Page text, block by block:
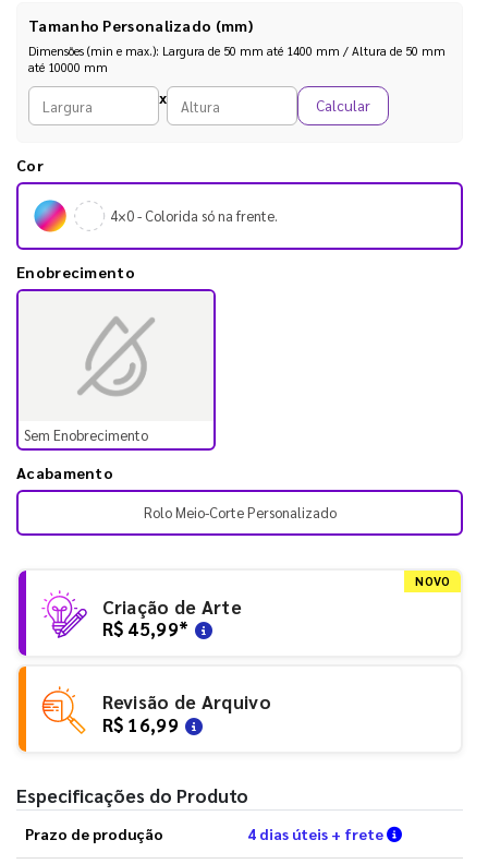
Tamanho Personalizado (mm)
Dimensões (min e max.): Largura de 50 mm até 1400 mm / Altura de 50 mm
até 10000 mm
Largura personalizada (mm)
x
Altura personalizada (mm) Calcular
Cor
4×0 - Colorida só na frente.
Enobrecimento
Sem Enobrecimento
Acabamento
Rolo Meio-Corte Personalizado
NOVO
Criação de Arte
R$ 45,99*
Revisão de Arquivo
R$ 16,99
Especificações do Produto
Prazo de produção 4 dias úteis + frete Verifique